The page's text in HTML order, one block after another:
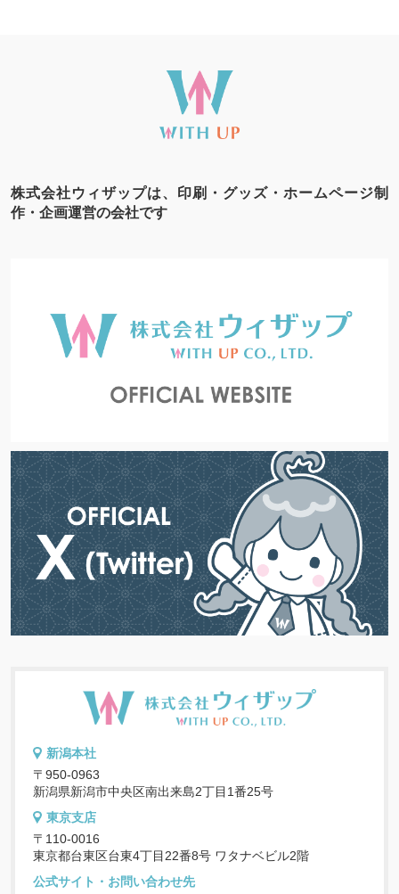
株式会社ウィザップは、印刷・グッズ・ホームページ制
作・企画運営の会社です
新潟本社
〒950-0963
新潟県新潟市中央区南出来島2丁目1番25号
東京支店
〒110-0016
東京都台東区台東4丁目22番8号 ワタナベビル2階
公式サイト・お問い合わせ先